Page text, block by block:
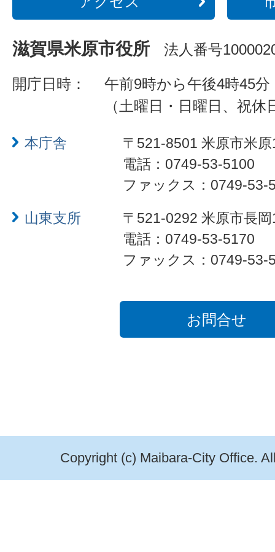
滋賀県米原市役所 法人番号
開庁日時：
午前9時から午後4時45分
（土曜日・日曜日、祝
本庁舎
〒521-8501 米原市米
電話：0749-53-5100
ファックス：0749-53-
山東支所
〒521-0292 米原市長
電話：0749-53-5170
ファックス：0749-53-
お問合せ
Copyright (c) Maibara-City Office.